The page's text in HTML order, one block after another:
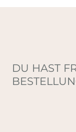
DU HAST